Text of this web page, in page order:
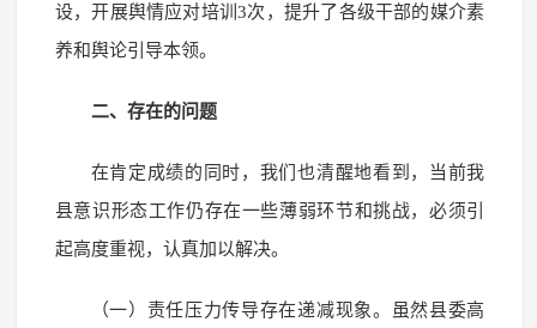
设，开展舆情应对培训3次，提升了各级干部的媒介素
养和舆论引导本领。
二、存在的问题
在肯定成绩的同时，我们也清醒地看到，当前我
县意识形态工作仍存在一些薄弱环节和挑战，必须引
起高度重视，认真加以解决。
（一）责任压力传导存在递减现象。虽然县委高